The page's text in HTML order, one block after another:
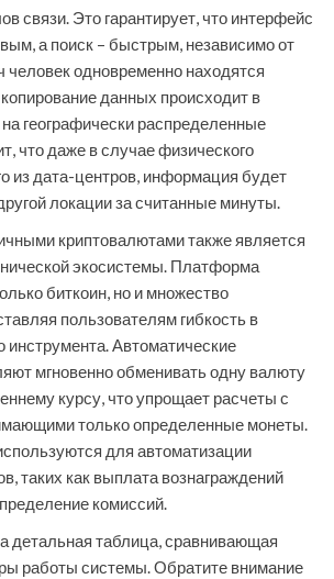
связи. Это гарантирует, что интерфейс
а поиск – быстрым, независимо от
человек одновременно находятся
данных происходит в
географически распределенные
что даже в случае физического
из дата-центров, информация будет
локации за считанные минуты.
криптовалютами также является
экосистемы. Платформа
биткоин, но и множество
пользователям гибкость в
инструмента. Автоматические
мгновенно обменивать одну валюту
курсу, что упрощает расчеты с
только определенные монеты.
для автоматизации
таких как выплата вознаграждений
комиссий.
детальная таблица, сравнивающая
работы системы. Обратите внимание